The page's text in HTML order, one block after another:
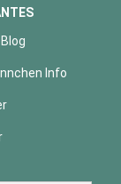
Info